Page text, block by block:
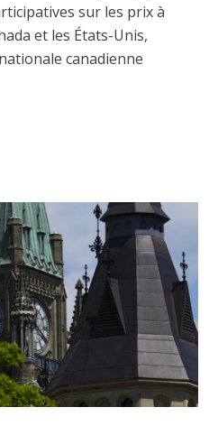
sur les prix à
et les États-Unis,
canadienne